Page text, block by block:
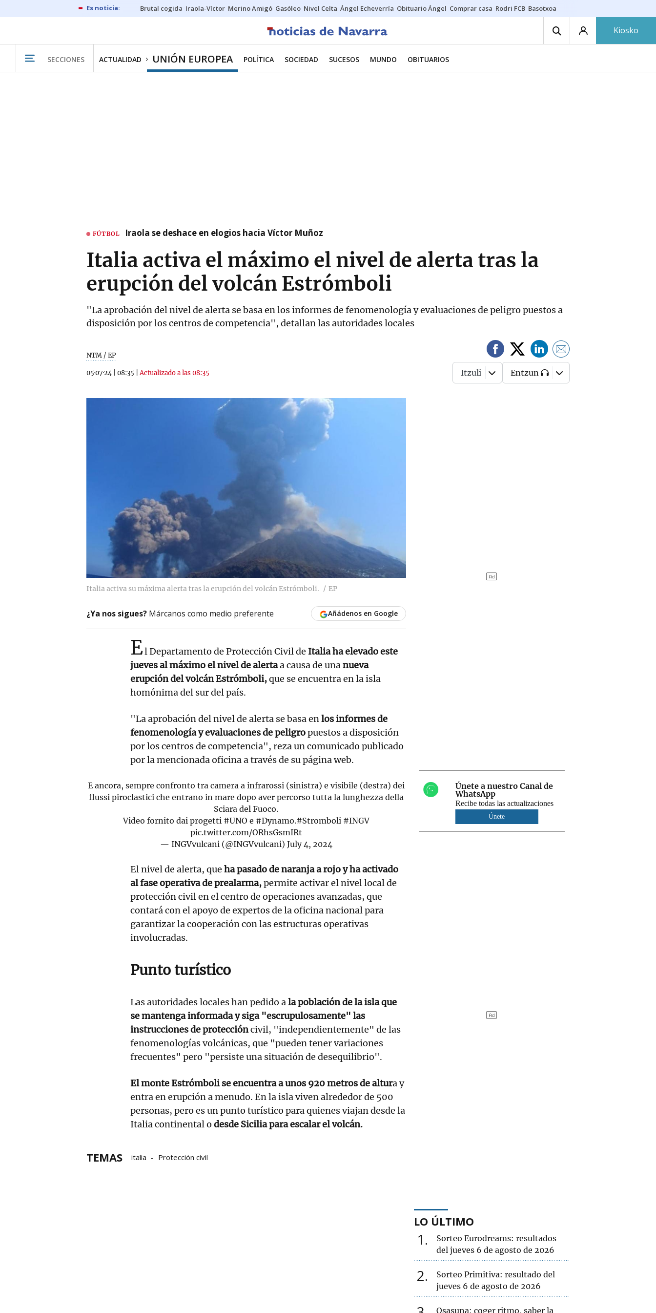
Brutal cogida Iraola-Víctor Merino Amigó Gasóleo Nivel Celta Ángel Echeverría Obituario Ángel Comprar casa Rodri FCB Basotxoa
Kiosko
SECCIONES ACTUALIDAD UNIÓN EUROPEA POLÍTICA SOCIEDAD SUCESOS MUNDO OBITUARIOS
FÚTBOL Iraola se deshace en elogios hacia Víctor Muñoz
Italia activa el máximo el nivel de alerta tras la
erupción del volcán Estrómboli
"La aprobación del nivel de alerta se basa en los informes de fenomenología y evaluaciones de peligro puestos a
disposición por los centros de competencia", detallan las autoridades locales
NTM / EP
05·07·24 08:35 |Actualizado a las 08:35 Itzuli Entzun
Italia activa su máxima alerta tras la erupción del volcán Estrómboli. EP
¿Ya nos sigues? Márcanos como medio preferente Añádenos en Google
El Departamento de Protección Civil de Italia ha elevado este
jueves al máximo el nivel de alertaa causa de unanueva
erupción del volcán Estrómboli,que se encuentra en la isla
homónima del sur del país.
"La aprobación del nivel de alerta se basa enlos informes de
fenomenología y evaluaciones de peligropuestos a disposición
por los centros de competencia", reza un comunicado publicado
por la mencionada oficina a través de su página web.
E ancora, sempre confronto tra camera a infrarossi (sinistra) e visibile (destra) dei
flussi piroclastici che entrano in mare dopo aver percorso tutta la lunghezza della
Sciara del Fuoco.
Video fornito dai progetti #UNO e #Dynamo.#Stromboli #INGV
pic.twitter.com/ORhsGsmIRt
— INGVvulcani (@INGVvulcani) July 4, 2024
El nivel de alerta, que ha pasado de naranja a rojo y ha activado
al fase operativa de prealarma,permite activar el nivel local de
protección civil en el centro de operaciones avanzadas, que
contará con el apoyo de expertos de la oficina nacional para
garantizar la cooperación con las estructuras operativas
involucradas.
Punto turístico
Las autoridades locales han pedido ala población de la isla que
se mantenga informada y siga "escrupulosamente" las
instrucciones de proteccióncivil, "independientemente" de las
fenomenologías volcánicas, que "pueden tener variaciones
frecuentes" pero "persiste una situación de desequilibrio".
El monte Estrómboli se encuentra a unos 920 metros de altura y
entra en erupción a menudo. En la isla viven alrededor de 500
personas, pero es un punto turístico para quienes viajan desde la
Italia continental o desde Sicilia para escalar el volcán.
TEMAS italia Protección civil
Únete a nuestro Canal de
WhatsApp
Recibe todas las actualizaciones
Únete
LO ÚLTIMO
1
Sorteo Eurodreams: resultados
del jueves 6 de agosto de 2026
2
Sorteo Primitiva: resultado del
jueves 6 de agosto de 2026
Osasuna: coger ritmo, saber la